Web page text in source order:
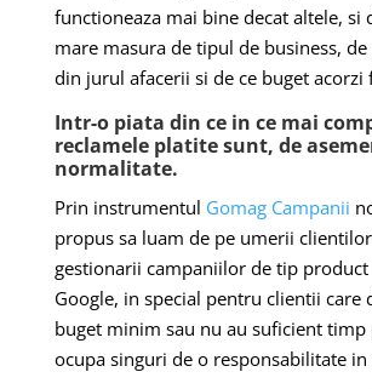
functioneaza mai bine decat altele, si
mare masura de tipul de business,
din jurul afacerii si de ce buget acorzi
Intr-o piata din ce in ce mai
reclamele platite sunt, de
normalitate.
Prin instrumentul Gomag Campanii
propus sa luam de pe umerii
gestionarii campaniilor de tip product
Google, in special pentru clientii care
buget minim sau nu au suficient timp
ocupa singuri de o responsabilitate in